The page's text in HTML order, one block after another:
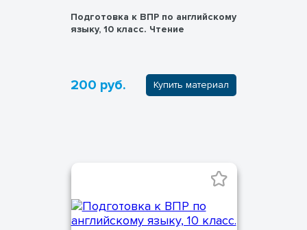
Подготовка к ВПР по английскому
языку, 10 класс. Чтение
200 руб. Купить материал